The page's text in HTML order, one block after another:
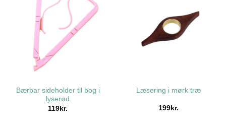
Bærbar sideholder til bog i
lyserød
119kr.
Læsering i mørk træ
199kr.